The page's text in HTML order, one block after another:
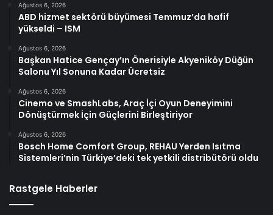
Ağustos 6, 2026
ABD hizmet sektörü büyümesi Temmuz’da hafif
yükseldi – ISM
Ağustos 6, 2026
Başkan Hatice Gençay’ın Önerisiyle Akyeniköy Düğün
Salonu Yıl Sonuna Kadar Ücretsiz
Ağustos 6, 2026
Cinemo ve SmashLabs, Araç İçi Oyun Deneyimini
Dönüştürmek İçin Güçlerini Birleştiriyor
Ağustos 6, 2026
Bosch Home Comfort Group, REHAU Yerden Isıtma
Sistemleri’nin Türkiye’deki tek yetkili distribütörü oldu
Rastgele Haberler